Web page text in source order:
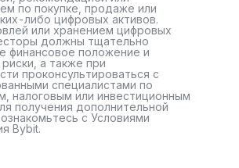
по покупке, продаже или
либо цифровых активов.
или хранением цифровых
должны тщательно
финансовое положение и
а также при
проконсультироваться с
специалистами по
налоговым или инвестиционным
получения дополнительной
с Условиями
Bybit.